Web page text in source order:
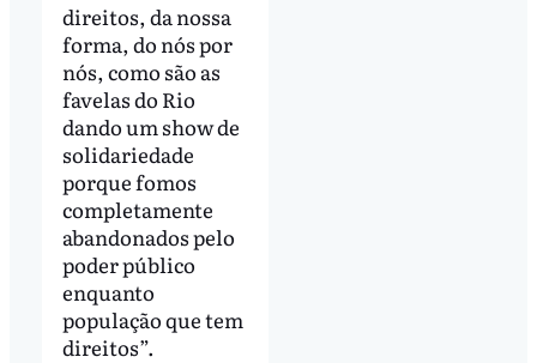
direitos, da nossa
forma, do nós por
nós, como são as
favelas do Rio
dando um show de
solidariedade
porque fomos
completamente
abandonados pelo
poder público
enquanto
população que tem
direitos”.